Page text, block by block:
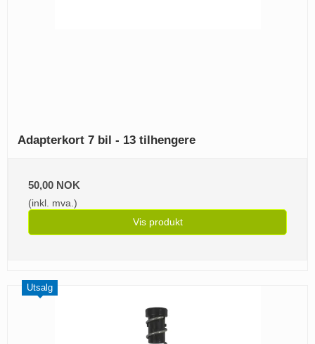
Adapterkort 7 bil - 13 tilhengere
50,00 NOK
(inkl. mva.)
Vis produkt
Utsalg